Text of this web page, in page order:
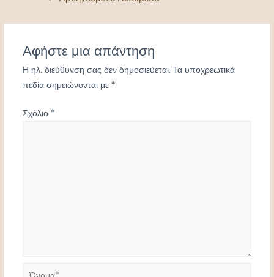
Αφήστε μια απάντηση
Η ηλ. διεύθυνση σας δεν δημοσιεύεται. Τα υποχρεωτικά
πεδία σημειώνονται με *
Σχόλιο *
Όνομα*